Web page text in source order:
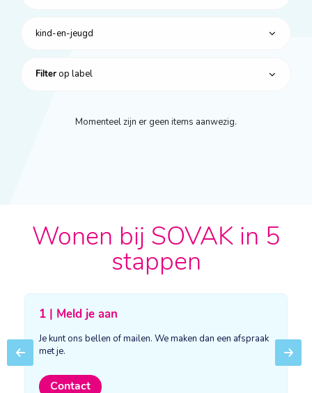
kind-en-jeugd
Filter op label
Momenteel zijn er geen items aanwezig.
Wonen bij SOVAK in 5
stappen
Previous
1 | Meld je aan
Je kunt ons bellen of mailen. We maken dan een afspraak
met je.
Contact
Next